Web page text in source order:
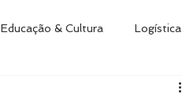
Educação & Cultura Logística
Materiais